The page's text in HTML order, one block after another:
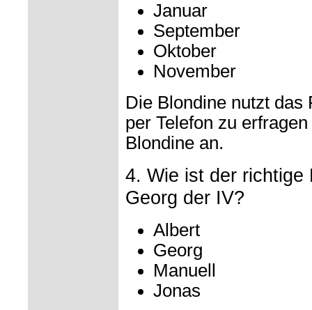
Januar
September
Oktober
November
Die Blondine nutzt das
per Telefon zu
Blondine an.
4. Wie ist der richtige
Georg der IV?
Albert
Georg
Manuell
Jonas